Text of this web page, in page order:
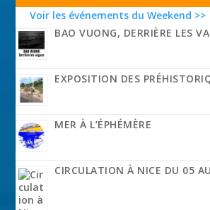
Voir les événements du Weekend >>
BAO VUONG, DERRIÈRE LES
EXPOSITION DES
MER À L’ÉPHÉMÈRE
CIRCULATION À NICE DU 05